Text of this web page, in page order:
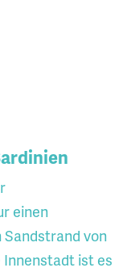
einen
von
Innenstadt ist es